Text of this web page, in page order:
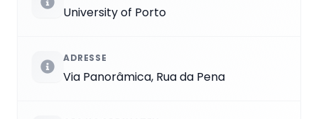
University of Porto
ADRESSE
Via Panorâmica, Rua da Pena